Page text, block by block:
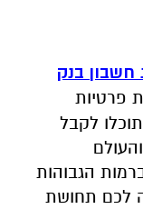
חשבון בנק
פרטיות
לקבל
הגבוהות
לכם תחושת